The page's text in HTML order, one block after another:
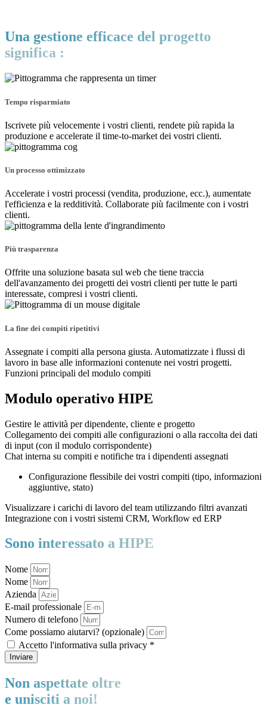
Una gestione efficace del progetto
significa :
Tempo risparmiato
Iscrivete più velocemente i vostri clienti, rendete più rapida la
produzione e accelerate il time-to-market dei vostri clienti.
Un processo ottimizzato
Accelerate i vostri processi (vendita, produzione, ecc.), aumentate
l'efficienza e la redditività. Collaborate più facilmente con i vostri
clienti.
Più trasparenza
Offrite una soluzione basata sul web che tiene traccia
dell'avanzamento dei progetti dei vostri clienti per tutte le parti
interessate, compresi i vostri clienti.
La fine dei compiti ripetitivi
Assegnate i compiti alla persona giusta. Automatizzate i flussi di
lavoro in base alle informazioni contenute nei vostri progetti.
Funzioni principali del modulo compiti
Modulo operativo HIPE
Gestire le attività per dipendente, cliente e progetto
Collegamento dei compiti alle configurazioni o alla raccolta dei dati
di input (con il modulo corrispondente)
Chat interna su compiti e notifiche tra i dipendenti assegnati
Configurazione flessibile dei vostri compiti (tipo, informazioni
aggiuntive, stato)
Visualizzare i carichi di lavoro del team utilizzando filtri avanzati
Integrazione con i vostri sistemi CRM, Workflow ed ERP
Sono interessato a HIPE
Nome
Nome
Azienda
E-mail professionale
Numero di telefono
Come possiamo aiutarvi? (opzionale)
Accetto l'informativa sulla privacy *
Inviare
Non aspettate oltre
e unisciti a noi!